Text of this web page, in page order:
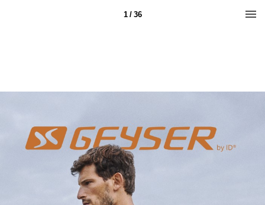
1 / 36